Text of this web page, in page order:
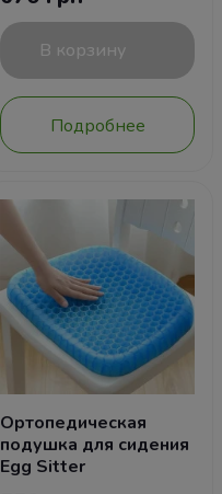
В корзину
Подробнее
Ортопедическая
подушка для сидения
Egg Sitter